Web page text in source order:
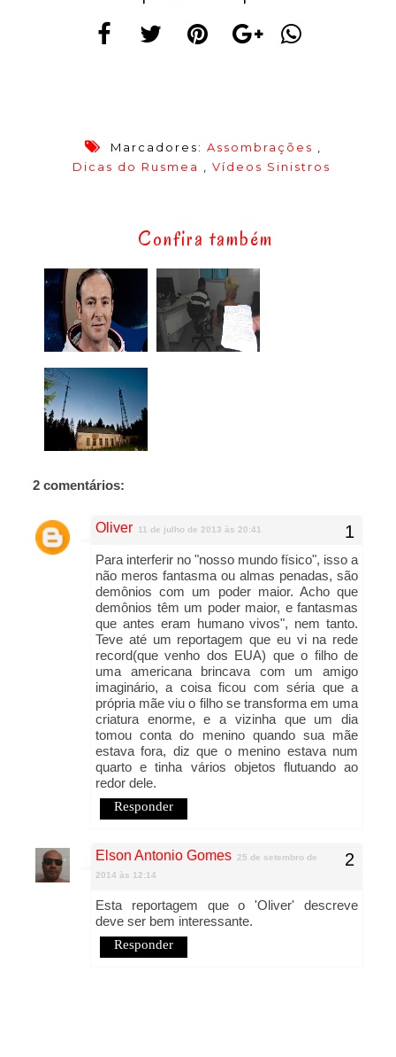
Marcadores: Assombrações
Dicas do Rusmea
Vídeos Sinistros
Confira também
2 comentários:
Oliver 11 de julho de 2013 às 20:41
Para interferir no "nosso mundo físico", isso a
não meros fantasma ou almas penadas, são
demônios com um poder maior. Acho que
demônios têm um poder maior, e fantasmas
que antes eram humano vivos", nem tanto.
Teve até um reportagem que eu vi na rede
record(que venho dos EUA) que o filho de
uma americana brincava com um amigo
imaginário, a coisa ficou com séria que a
própria mãe viu o filho se transforma em uma
criatura enorme, e a vizinha que um dia
tomou conta do menino quando sua mãe
estava fora, diz que o menino estava num
quarto e tinha vários objetos flutuando ao
redor dele.
Responder
Elson Antonio Gomes
25 de setembro de
2014 às 12:14
Esta reportagem que o 'Oliver' descreve
deve ser bem interessante.
Responder